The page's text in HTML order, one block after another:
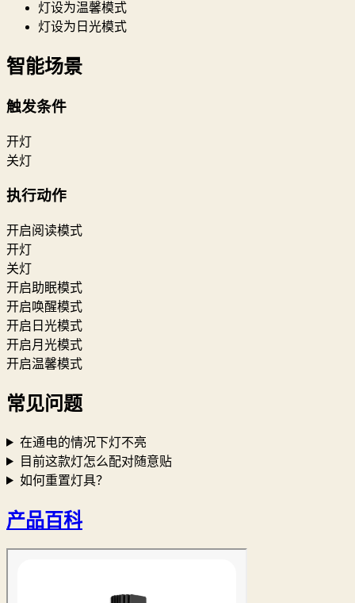
灯设为温馨模式
灯设为日光模式
智能场景
触发条件
开灯
关灯
执行动作
开启阅读模式
开灯
关灯
开启助眠模式
开启唤醒模式
开启日光模式
开启月光模式
开启温馨模式
常见问题
在通电的情况下灯不亮
目前这款灯怎么配对随意贴
如何重置灯具？
产品百科